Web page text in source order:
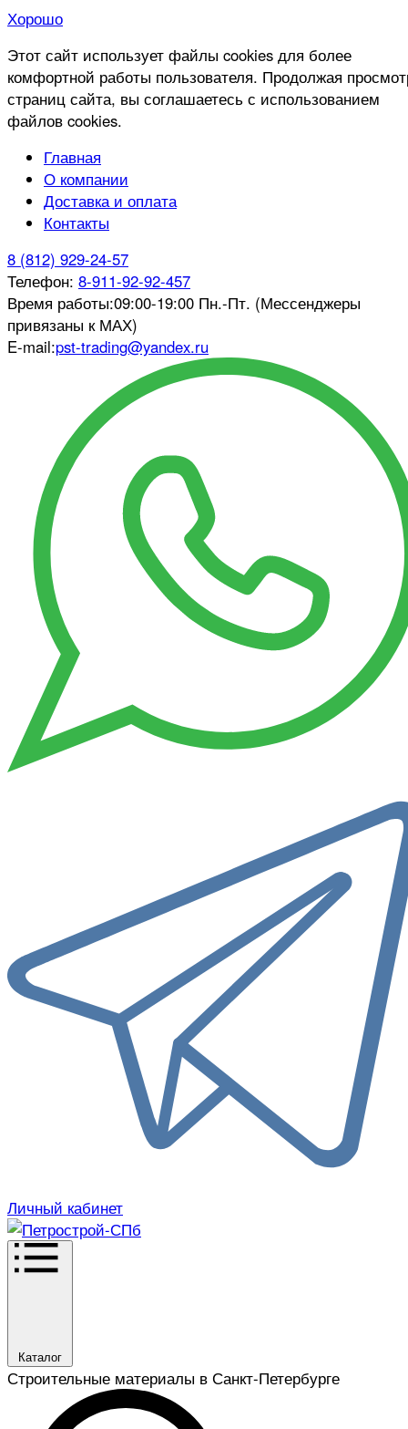
Хорошо
Этот сайт использует файлы cookies для более
комфортной работы пользователя. Продолжая
страниц сайта, вы соглашаетесь с использованием
файлов cookies.
Главная
О компании
Доставка и оплата
Контакты
8 (812) 929-24-57
Телефон: 8-911-92-92-457
Время работы:09:00-19:00 Пн.-Пт. (Мессенджеры
привязаны к МАХ)
E-mail:pst-trading@yandex.ru
Личный кабинет
Каталог
Строительные материалы в Санкт-Петербурге